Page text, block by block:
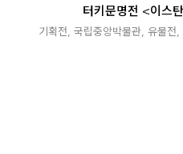
터키문명전 <이스
기획전, 국립중앙박물관, 유물전,